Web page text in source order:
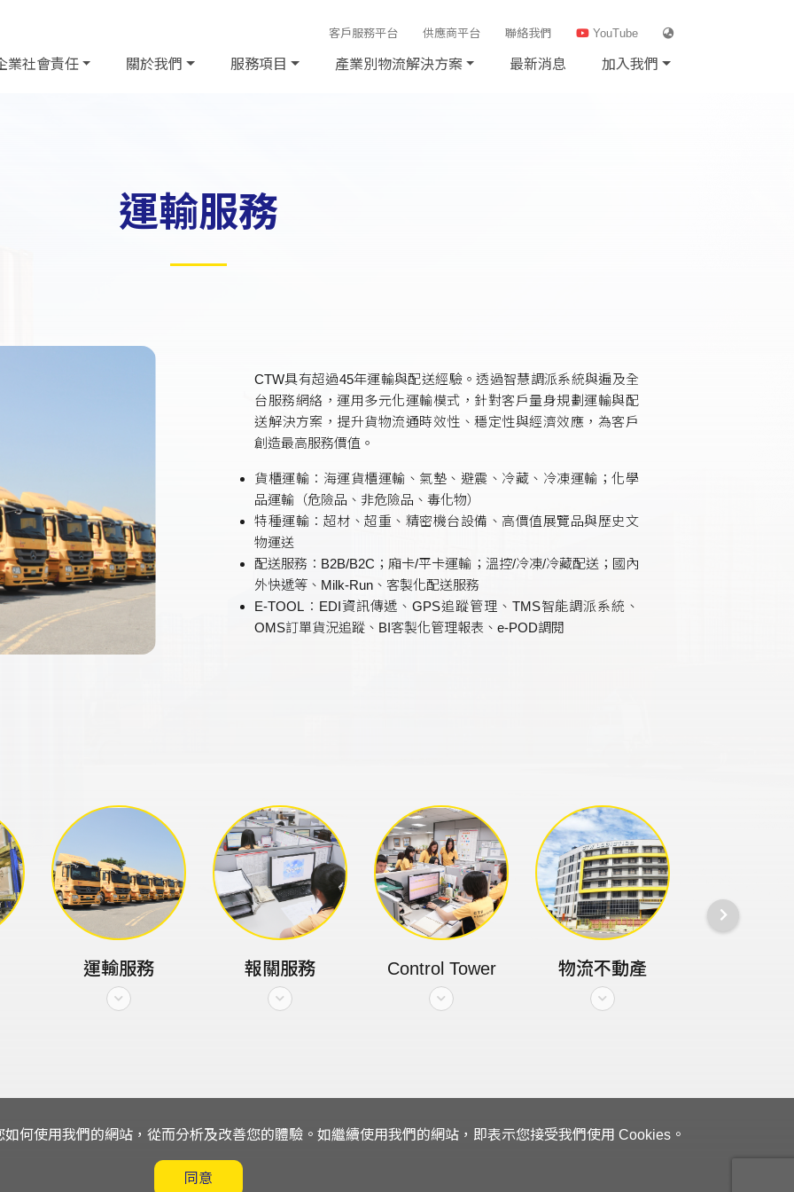
客戶服務平台 供應商平台 聯絡我們 YouTube
業社會責任 關於我們 服務項目 產業別物流解決方案 最新消息 加入我們
運輸服務
CTW具有超過45年運輸與配送經驗。透過智慧調派系統與遍及全
台服務網絡，運用多元化運輸模式，針對客戶量身規劃運輸與配
送解決方案，提升貨物流通時效性、穩定性與經濟效應，為客戶
創造最高服務價值。
貨櫃運輸：海運貨櫃運輸、氣墊、避震、冷藏、冷凍運輸；化學
品運輸（危險品、非危險品、毒化物）
特種運輸：超材、超重、精密機台設備、高價值展覽品與歷史文
物運送
配送服務：B2B/B2C；廂卡/平卡運輸；溫控/冷凍/冷藏配送；國內
外快遞等、Milk-Run、客製化配送服務
E-TOOL：EDI資訊傳遞、GPS追蹤管理、TMS智能調派系統、
OMS訂單貨況追蹤、BI客製化管理報表、e-POD調閱
運輸服務 報關服務 Control Tower 物流不動產
何使用我們的網站，從而分析及改善您的體驗。如繼續使用我們的網站，即表示您接受我們使用 Cookies。
同意